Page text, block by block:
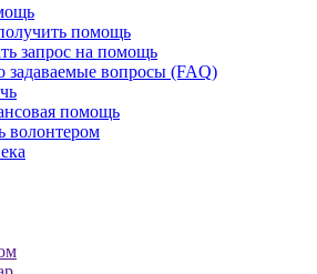
помощь
запрос на помощь
задаваемые вопросы (FAQ)
помощь
волонтером